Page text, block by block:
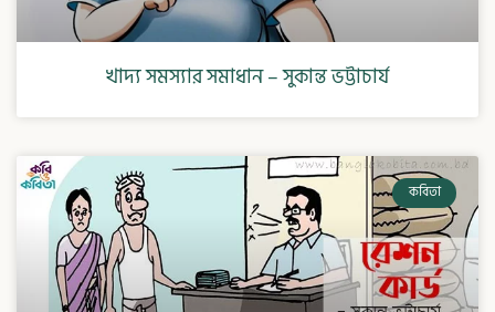
খাদ্য সমস্যার সমাধান – সুকান্ত ভট্টাচার্য
কবিতা